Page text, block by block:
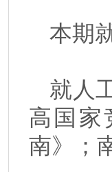
本期
就人
高国家
南》；